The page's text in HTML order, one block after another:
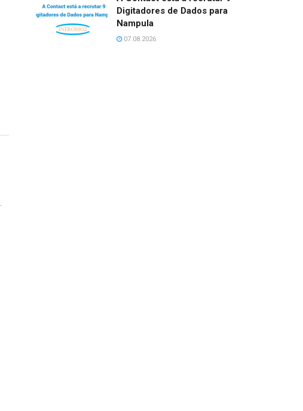
Digitadores de Dados para
Nampula
07.08.2026